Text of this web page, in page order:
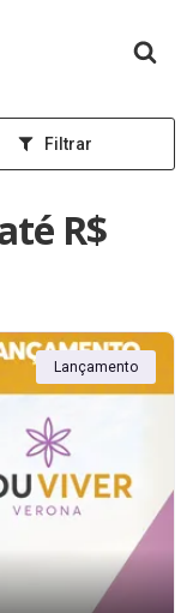
Filtrar
R$
Lançamento